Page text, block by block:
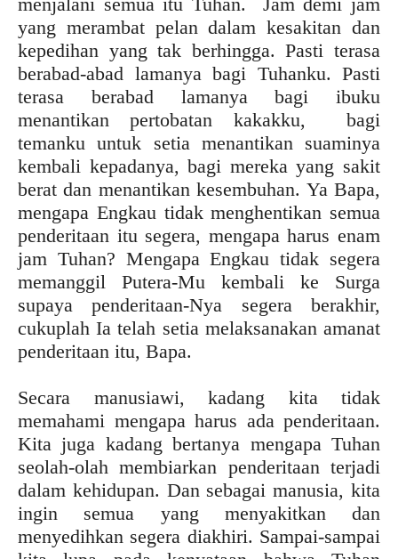
yang merambat pelan dalam kesakitan dan
kepedihan yang tak berhingga. Pasti terasa
berabad-abad lamanya bagi Tuhanku. Pasti
terasa berabad lamanya bagi ibuku
menantikan pertobatan kakakku, bagi
temanku untuk setia menantikan suaminya
kembali kepadanya, bagi mereka yang sakit
berat dan menantikan kesembuhan. Ya Bapa,
mengapa Engkau tidak menghentikan semua
penderitaan itu segera, mengapa harus enam
jam Tuhan? Mengapa Engkau tidak segera
memanggil Putera-Mu kembali ke Surga
supaya penderitaan-Nya segera berakhir,
cukuplah Ia telah setia melaksanakan amanat
penderitaan itu, Bapa.
Secara manusiawi, kadang kita tidak
memahami mengapa harus ada penderitaan.
Kita juga kadang bertanya mengapa Tuhan
seolah-olah membiarkan penderitaan terjadi
dalam kehidupan. Dan sebagai manusia, kita
ingin semua yang menyakitkan dan
menyedihkan segera diakhiri. Sampai-sampai